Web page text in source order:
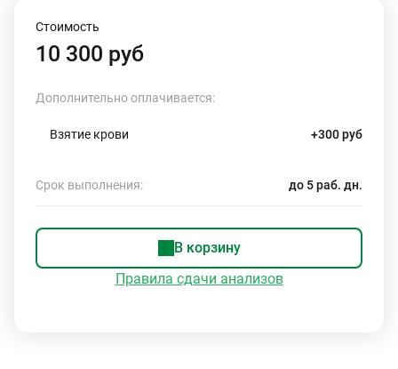
Стоимость
10 300 руб
Дополнительно оплачивается:
Взятие крови +300 руб
Срок выполнения: до 5 раб. дн.
В корзину
Правила сдачи анализов